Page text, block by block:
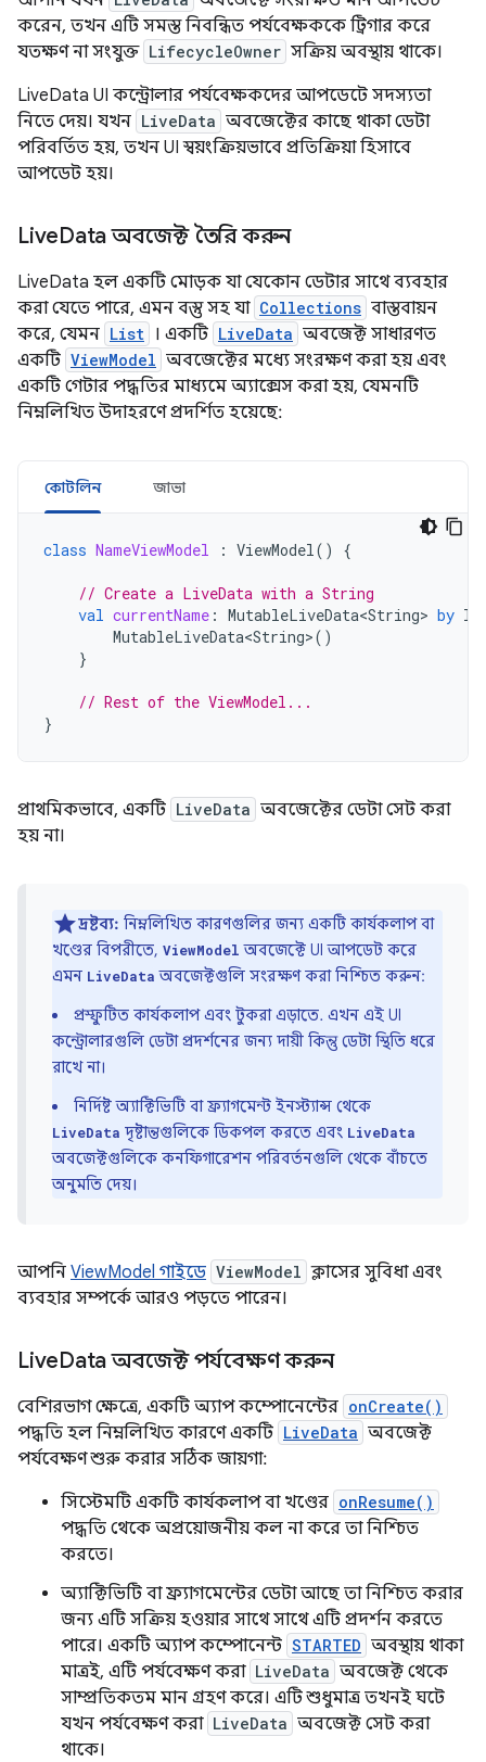
করেন, তখন এটি সমস্ত নিবন্ধিত পর্যবেক্ষককে ট্রিগার করে
যতক্ষণ না সংযুক্ত LifecycleOwner সক্রিয় অবস্থায় থাকে।
LiveData UI কন্ট্রোলার পর্যবেক্ষকদের আপডেটে সদস্যতা
নিতে দেয়। যখন LiveData অবজেক্টের কাছে থাকা ডেটা
পরিবর্তিত হয়, তখন UI স্বয়ংক্রিয়ভাবে প্রতিক্রিয়া হিসাবে
আপডেট হয়।
LiveData অবজেক্ট তৈরি করুন
LiveData হল একটি মোড়ক যা যেকোন ডেটার সাথে ব্যবহার
করা যেতে পারে, এমন বস্তু সহ যা Collections বাস্তবায়ন
করে, যেমন List । একটি LiveData অবজেক্ট সাধারণত
একটি ViewModel অবজেক্টের মধ্যে সংরক্ষণ করা হয় এবং
একটি গেটার পদ্ধতির মাধ্যমে অ্যাক্সেস করা হয়, যেমনটি
নিম্নলিখিত উদাহরণে প্রদর্শিত হয়েছে:
কোটলিন জাভা
class NameViewModel : ViewModel() {
// Create a LiveData with a String
val currentName : MutableLiveData<String> by
MutableLiveData<String>()
}
// Rest of the ViewModel...
}
প্রাথমিকভাবে, একটি LiveData অবজেক্টের ডেটা সেট করা
হয় না।
দ্রষ্টব্য: নিম্নলিখিত কারণগুলির জন্য একটি কার্যকলাপ বা
খণ্ডের বিপরীতে, ViewModel অবজেক্টে UI আপডেট করে
এমন LiveData অবজেক্টগুলি সংরক্ষণ করা নিশ্চিত করুন:
প্রস্ফুটিত কার্যকলাপ এবং টুকরা এড়াতে. এখন এই UI
কন্ট্রোলারগুলি ডেটা প্রদর্শনের জন্য দায়ী কিন্তু ডেটা স্থিতি ধরে
রাখে না।
নির্দিষ্ট অ্যাক্টিভিটি বা ফ্র্যাগমেন্ট ইনস্ট্যান্স থেকে
LiveData দৃষ্টান্তগুলিকে ডিকপল করতে এবং LiveData
অবজেক্টগুলিকে কনফিগারেশন পরিবর্তনগুলি থেকে বাঁচতে
অনুমতি দেয়।
আপনি ViewModel গাইডে ViewModel ক্লাসের সুবিধা এবং
ব্যবহার সম্পর্কে আরও পড়তে পারেন।
LiveData অবজেক্ট পর্যবেক্ষণ করুন
বেশিরভাগ ক্ষেত্রে, একটি অ্যাপ কম্পোনেন্টের onCreate()
পদ্ধতি হল নিম্নলিখিত কারণে একটি LiveData অবজেক্ট
পর্যবেক্ষণ শুরু করার সঠিক জায়গা:
সিস্টেমটি একটি কার্যকলাপ বা খণ্ডের onResume()
পদ্ধতি থেকে অপ্রয়োজনীয় কল না করে তা নিশ্চিত
করতে।
অ্যাক্টিভিটি বা ফ্র্যাগমেন্টের ডেটা আছে তা নিশ্চিত করার
জন্য এটি সক্রিয় হওয়ার সাথে সাথে এটি প্রদর্শন করতে
পারে। একটি অ্যাপ কম্পোনেন্ট STARTED অবস্থায় থাকা
মাত্রই, এটি পর্যবেক্ষণ করা LiveData অবজেক্ট থেকে
সাম্প্রতিকতম মান গ্রহণ করে। এটি শুধুমাত্র তখনই ঘটে
যখন পর্যবেক্ষণ করা LiveData অবজেক্ট সেট করা
থাকে।